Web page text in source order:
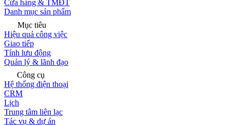
Cửa hàng & TMĐT
Danh mục sản phẩm
Mục tiêu
Hiệu quả công việc
Giao tiếp
Tính lưu động
Quản lý & lãnh đạo
Công cụ
Hệ thống điện thoại
CRM
Lịch
Trung tâm liên lạc
Tác vụ & dự án